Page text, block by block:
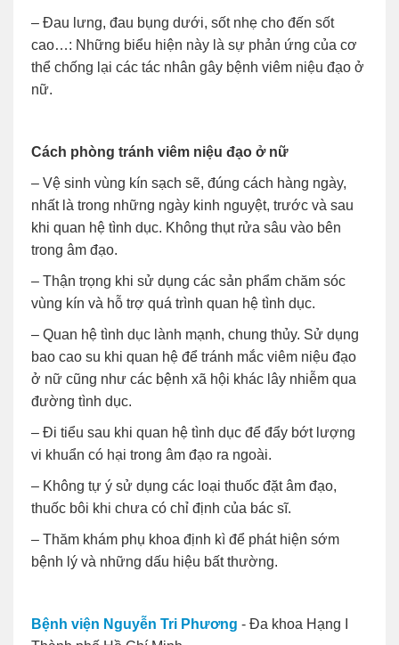
– Đau lưng, đau bụng dưới, sốt nhẹ cho đến sốt
cao…: Những biểu hiện này là sự phản ứng của cơ
thể chống lại các tác nhân gây bệnh viêm niệu đạo ở
nữ.
Cách phòng tránh viêm niệu đạo ở nữ
– Vệ sinh vùng kín sạch sẽ, đúng cách hàng ngày,
nhất là trong những ngày kinh nguyệt, trước và sau
khi quan hệ tình dục. Không thụt rửa sâu vào bên
trong âm đạo.
– Thận trọng khi sử dụng các sản phẩm chăm sóc
vùng kín và hỗ trợ quá trình quan hệ tình dục.
– Quan hệ tình dục lành mạnh, chung thủy. Sử dụng
bao cao su khi quan hệ để tránh mắc viêm niệu đạo
ở nữ cũng như các bệnh xã hội khác lây nhiễm qua
đường tình dục.
– Đi tiểu sau khi quan hệ tình dục để đẩy bớt lượng
vi khuẩn có hại trong âm đạo ra ngoài.
– Không tự ý sử dụng các loại thuốc đặt âm đạo,
thuốc bôi khi chưa có chỉ định của bác sĩ.
– Thăm khám phụ khoa định kì để phát hiện sớm
bệnh lý và những dấu hiệu bất thường.
Bệnh viện Nguyễn Tri Phương - Đa khoa Hạng I